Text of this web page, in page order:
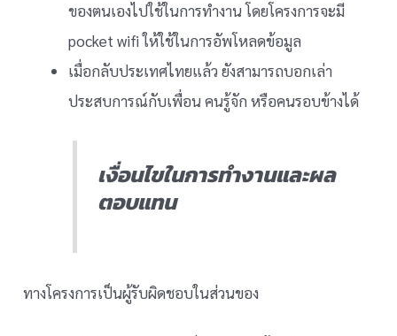
ของตนเองไปใช้ในการทำงาน โดยโครงการจะมี
pocket wifi ให้ใช้ในการอัพโหลดข้อมูล
เมื่อกลับประเทศไทยแล้ว ยังสามารถบอกเล่า
ประสบการณ์กับเพื่อน คนรู้จัก หรือคนรอบข้างได้
เงื่อนไขในการทำงานและผล
ตอบแทน
ทางโครงการเป็นผู้รับผิดชอบในส่วนของ